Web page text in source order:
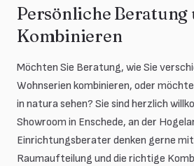
Persönliche Beratung
Kombinieren
Möchten Sie Beratung, wie Sie
Wohnserien kombinieren, oder
in natura sehen? Sie sind herzlich
Showroom in Enschede, an der
Einrichtungsberater denken gerne mit
Raumaufteilung und die richtige